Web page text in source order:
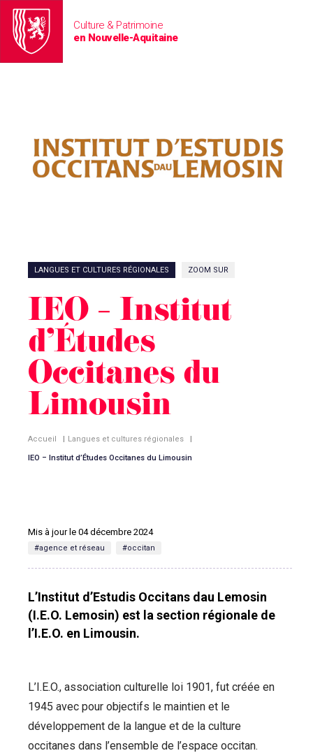
Culture & Patrimoine
en Nouvelle-Aquitaine
LANGUES ET CULTURES RÉGIONALES ZOOM SUR
IEO – Institut
d’Études
Occitanes du
Limousin
Accueil | Langues et cultures régionales |
IEO – Institut d’Études Occitanes du Limousin
Mis à jour le 04 décembre 2024
#agence et réseau #occitan
L’Institut d’Estudis Occitans dau Lemosin
(I.E.O. Lemosin) est la section régionale de
l’I.E.O. en Limousin.
L’I.E.O., association culturelle loi 1901, fut créée en
1945 avec pour objectifs le maintien et le
développement de la langue et de la culture
occitanes dans l’ensemble de l’espace occitan.